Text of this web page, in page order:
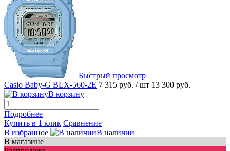
Быстрый просмотр
Casio Baby-G BLX-560-2E 7 315 руб. / шт 13 300 руб.
В корзину
Подробнее
Купить в 1 клик Сравнение
В избранное
В наличии
В магазине